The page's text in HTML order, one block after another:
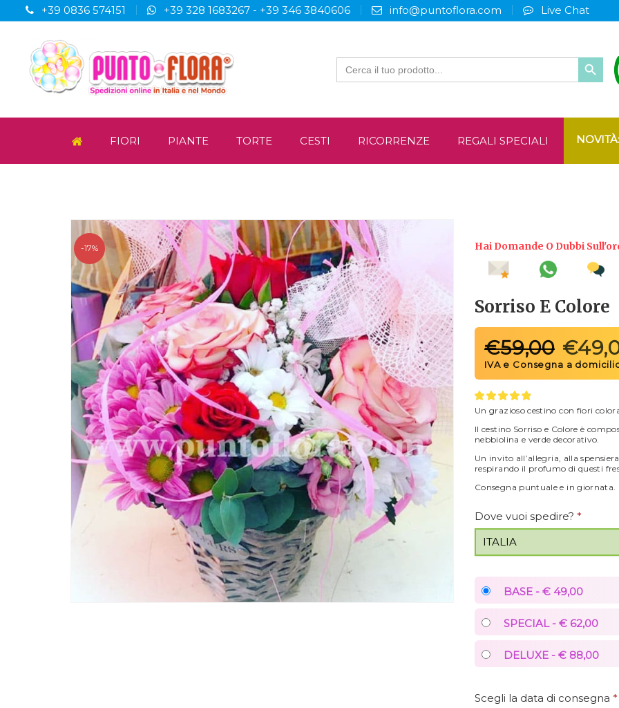
+39 0836 574151 +39 328 1683267 - +39 346 3840606 info@puntoflora.com Live Chat
Search
for:
FIORI PIANTE TORTE CESTI RICORRENZE REGALI SPECIALI
-17% Hai Domande O Dubbi
Sorriso E Colore
€59,00 €
Un grazioso cestino con fiori
Il cestino Sorriso e Colore è
nebbiolina e verde decorativo.
Un invito all’allegria, alla
respirando il profumo di questi
Consegna puntuale e in giornata.
Dove vuoi spedire? *
BASE - € 49,00
SPECIAL - € 62,00
DELUXE - € 88,00
Scegli la data di consegna *